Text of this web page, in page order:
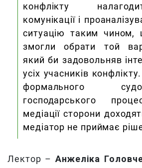
конфлікту
комунікації і
ситуацію таким чином,
змогли обрати той
який би задовольняв
усіх учасників
формального
господарського
медіації сторони
медіатор не приймає
Лектор –Анжеліка